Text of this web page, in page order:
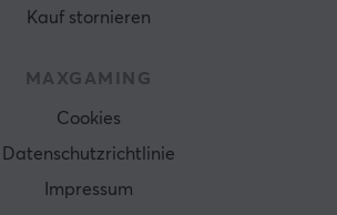
Kauf stornieren
MAXGAMING
Cookies
Datenschutzrichtlinie
Impressum